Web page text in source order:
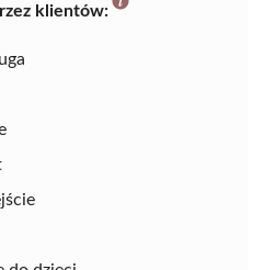
klientów: